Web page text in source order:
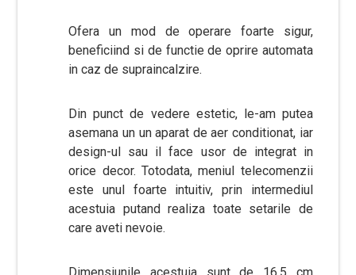
Ofera un mod de operare foarte sigur,
beneficiind si de functie de oprire automata
in caz de supraincalzire.
Din punct de vedere estetic, le-am putea
asemana un un aparat de aer conditionat, iar
design-ul sau il face usor de integrat in
orice decor. Totodata, meniul telecomenzii
este unul foarte intuitiv, prin intermediul
acestuia putand realiza toate setarile de
care aveti nevoie.